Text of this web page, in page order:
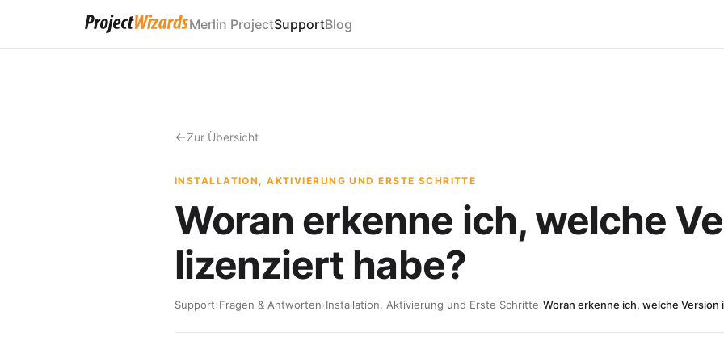
Merlin ProjectSupportBlog
Zur Übersicht
INSTALLATION, AKTIVIERUNG UND ERSTE SCHRITTE
Woran erkenne ich, welche
lizenziert habe?
Support›Fragen & Antworten›Installation, Aktivierung und Erste Schritte›Woran erkenne ich, welche Version